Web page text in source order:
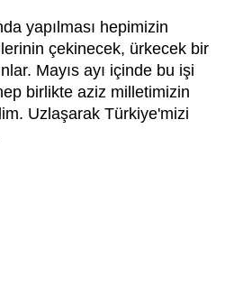
yapılması hepimizin
çekinecek, ürkecek bir
Mayıs ayı içinde bu işi
birlikte aziz milletimizin
Uzlaşarak Türkiye'mizi